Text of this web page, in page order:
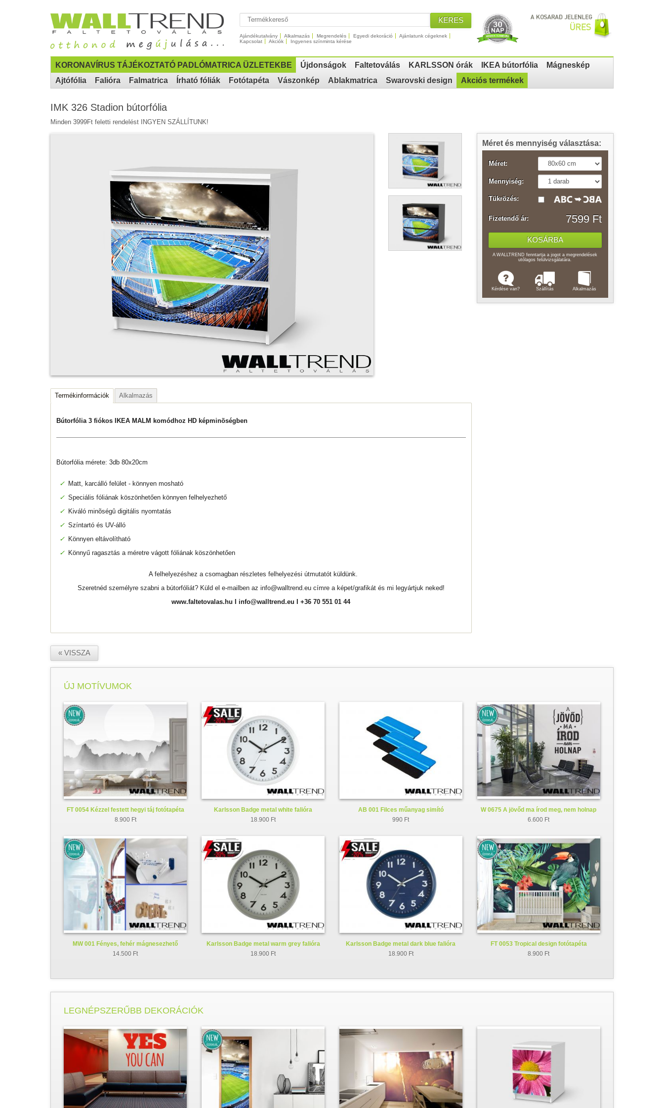
KERES
Ajándékutalvány Alkalmazás Megrendelés Egyedi dekoráció
Ajánlatunk cégeknek
Kapcsolat
Akciók Ingyenes színminta kérése
KORONAVÍRUS TÁJÉKOZTATÓ PADLÓMATRICA ÜZLETEKBE Újdonságok Faltetoválás KARLSSON órák IKEA bútorfólia
Mágneskép
Ajtófólia
Falióra Falmatrica Írható fóliák Fotótapéta Vászonkép Ablakmatrica Swarovski design Akciós termékek
IMK 326 Stadion bútorfólia
Minden 3999Ft feletti rendelést INGYEN SZÁLLÍTUNK!
Termékinformációk Alkalmazás
Bútorfólia 3 fiókos IKEA MALM komódhoz HD képminõségben
Bútorfólia mérete: 3db 80x20cm
✓ Matt, karcálló felület - könnyen mosható
✓ Speciális fóliának köszönhetően könnyen felhelyezhető
✓ Kiváló minõségû digitális nyomtatás
✓ Színtartó és UV-álló
✓ Könnyen eltávolítható
✓ Könnyű ragasztás a méretre vágott fóliának köszönhetően
A felhelyezéshez a csomagban részletes felhelyezési útmutatót küldünk.
Szeretnéd személyre szabni a bútorfóliát? Küld el e-mailben az info@walltrend.eucímre a képet/grafikát és mi legyártjuk neked!
www.faltetovalas.hu
info@walltrend.eu I +36 70 551 01 44
Méret és mennyiség választása:
Méret:
Mennyiség:
Tükrözés:
Fizetendő ár: 7599 Ft
A WALLTREND fenntartja a jogot a megrendelések
utólagos felülvizsgálatára.
Kérdése van? Szállítás Alkalmazás
« VISSZA
ÚJ MOTÍVUMOK
FT 0054 Kézzel festett hegyi táj fotótapéta
8.900 Ft
Karlsson Badge metal white falióra
KA5610WH
18.900 Ft
AB 001 Filces műanyag simító
990 Ft
W 0675 A jövőd ma írod meg, nem holnap
faltetoválás - falmatrica
6.600 Ft
MW 001 Fényes, fehér mágnesezhető
whiteboard fólia
14.500 Ft
Karlsson Badge metal warm grey falióra
KA5610GY
18.900 Ft
Karlsson Badge metal dark blue falióra
KA5610BL
18.900 Ft
FT 0053 Tropical design fotótapéta
8.900 Ft
LEGNÉPSZERŰBB DEKORÁCIÓK